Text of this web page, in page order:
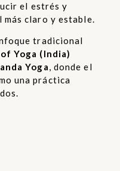
el estrés y
claro y estable.
tradicional
Yoga (India)
Yoga, donde el
una práctica